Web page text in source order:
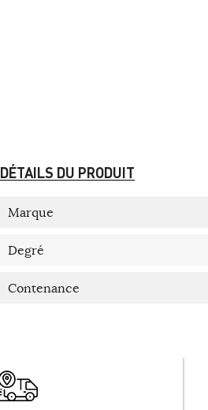
DÉTAILS DU PRODUIT
Marque
Degré
Contenance